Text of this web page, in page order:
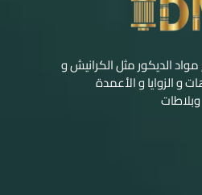
الديكور مثل الكرانيش و
و الزوايا و الأعمدة
وبلاطات